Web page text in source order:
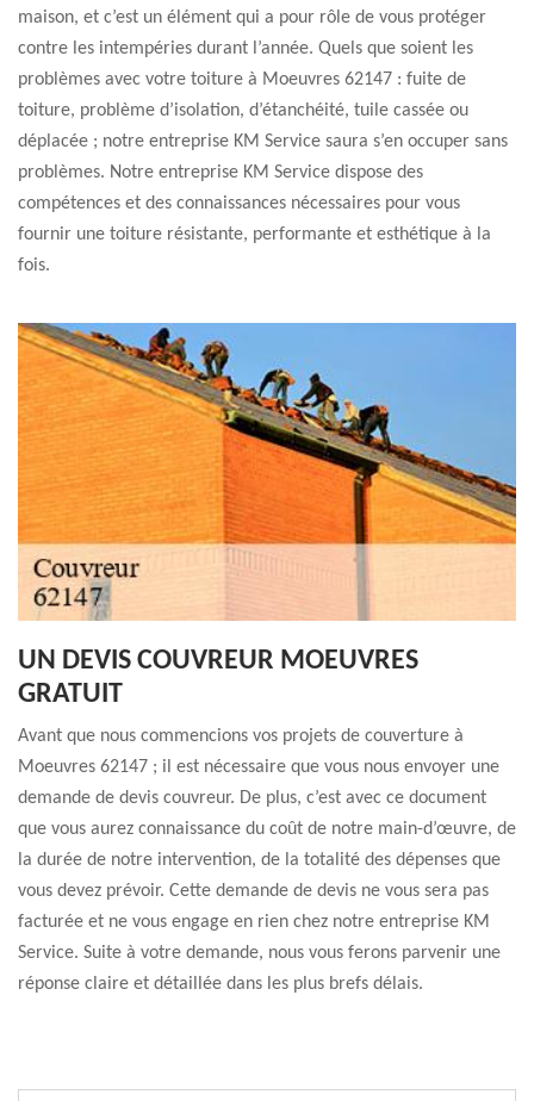
maison, et c’est un élément qui a pour rôle de vous protéger
contre les intempéries durant l’année. Quels que soient les
problèmes avec votre toiture à Moeuvres 62147 : fuite de
toiture, problème d’isolation, d’étanchéité, tuile cassée ou
déplacée ; notre entreprise KM Service saura s’en occuper sans
problèmes. Notre entreprise KM Service dispose des
compétences et des connaissances nécessaires pour vous
fournir une toiture résistante, performante et esthétique à la
fois.
UN DEVIS COUVREUR MOEUVRES
GRATUIT
Avant que nous commencions vos projets de couverture à
Moeuvres 62147 ; il est nécessaire que vous nous envoyer une
demande de devis couvreur. De plus, c’est avec ce document
que vous aurez connaissance du coût de notre main-d’œuvre, de
la durée de notre intervention, de la totalité des dépenses que
vous devez prévoir. Cette demande de devis ne vous sera pas
facturée et ne vous engage en rien chez notre entreprise KM
Service. Suite à votre demande, nous vous ferons parvenir une
réponse claire et détaillée dans les plus brefs délais.